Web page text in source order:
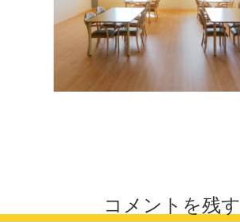
コメントを残す